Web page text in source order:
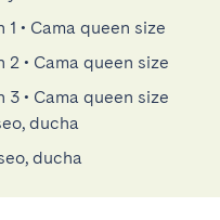
1 • Cama queen size
2 • Cama queen size
3 • Cama queen size
ducha
ducha